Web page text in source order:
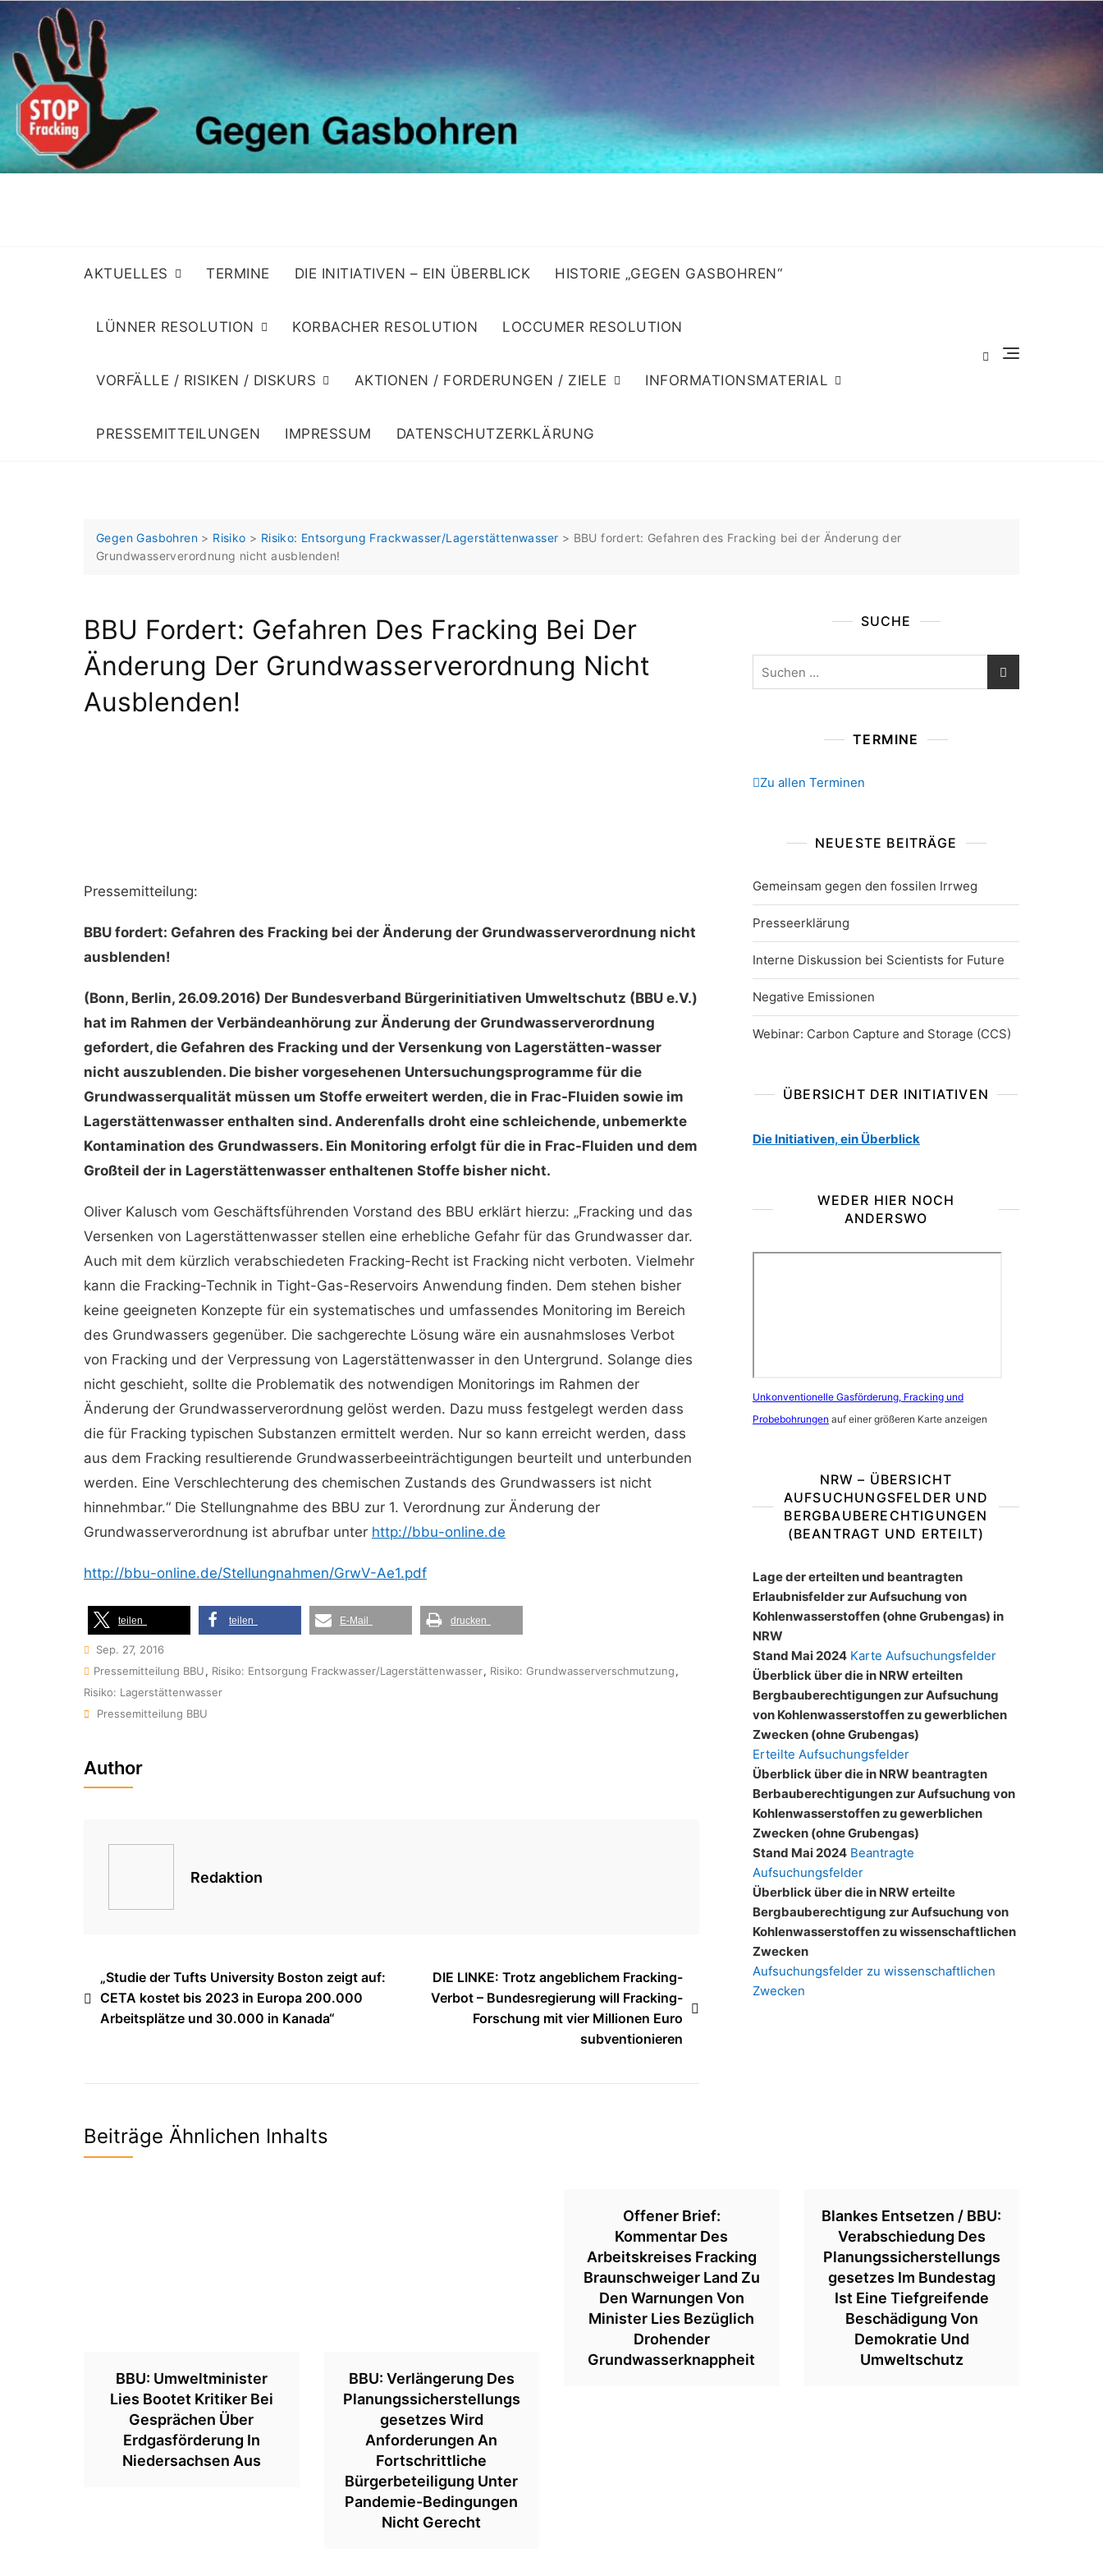
content
AKTUELLES TERMINE DIE INITIATIVEN – EIN ÜBERBLICK HISTORIE „GEGEN GASBOHREN“
LÜNNER RESOLUTION KORBACHER RESOLUTION LOCCUMER RESOLUTION
VORFÄLLE / RISIKEN / DISKURS AKTIONEN / FORDERUNGEN / ZIELE INFORMATIONSMATERIAL
PRESSEMITTEILUNGEN IMPRESSUM DATENSCHUTZERKLÄRUNG
Gegen Gasbohren > Risiko > Risiko: Entsorgung Frackwasser/Lagerstättenwasser > BBU fordert: Gefahren des Fracking bei der Änderung der
Grundwasserverordnung nicht ausblenden!
BBU Fordert: Gefahren Des Fracking Bei Der
Änderung Der Grundwasserverordnung Nicht
Ausblenden!
Pressemitteilung:
BBU fordert: Gefahren des Fracking bei der Änderung der Grundwasserverordnung nicht
ausblenden!
(Bonn, Berlin, 26.09.2016) Der Bundesverband Bürgerinitiativen Umweltschutz (BBU e.V.)
hat im Rahmen der Verbändeanhörung zur Änderung der Grundwasserverord­nung
gefordert, die Gefahren des Fracking und der Versenkung von Lagerstätten-wasser
nicht auszublenden. Die bisher vorgesehenen Untersuchungs­programme für die
Grundwasserqualität müssen um Stoffe erweitert werden, die in Frac-Fluiden sowie im
Lagerstättenwasser enthalten sind. Anderenfalls droht eine schleichende, unbemerkte
Kontamination des Grundwassers. Ein Monitoring erfolgt für die in Frac-Fluiden und dem
Großteil der in Lagerstättenwasser enthaltenen Stoffe bisher nicht.
Oliver Kalusch vom Geschäftsführenden Vorstand des BBU erklärt hierzu: „Fracking und das
Versenken von Lagerstättenwasser stellen eine erhebliche Gefahr für das Grundwas­ser dar.
Auch mit dem kürzlich verabschiedeten Fracking-Recht ist Fracking nicht verboten. Vielmehr
kann die Fracking-Technik in Tight-Gas-Reservoirs Anwendung finden. Dem ste­hen bisher
keine geeigneten Konzepte für ein systematisches und umfassendes Monitoring im Bereich
des Grundwassers gegenüber. Die sachgerechte Lösung wäre ein ausnahms­loses Verbot
von Fracking und der Verpressung von Lagerstättenwasser in den Unter­grund. Solange dies
nicht geschieht, sollte die Problematik des notwendigen Monitorings im Rahmen der
Änderung der Grundwasserverordnung gelöst werden. Dazu muss festge­legt werden dass
die für Fracking typischen Substanzen ermittelt werden. Nur so kann er­reicht werden, dass
aus dem Fracking resultierende Grundwasserbeeinträchtigungen be­urteilt und unterbunden
werden. Eine Verschlechterung des chemischen Zustands des Grundwassers ist nicht
hinnehmbar.“ Die Stellungnahme des BBU zur 1. Verordnung zur Änderung der
Grundwasserverordnung ist abrufbar unter http://bbu-online.de
http://bbu-online.de/Stellungnahmen/GrwV-Ae1.pdf
teilen teilen E-Mail drucken
Sep. 27, 2016
Pressemitteilung BBU, Risiko: Entsorgung Frackwasser/Lagerstättenwasser, Risiko: Grundwasserverschmutzung,
Risiko: Lagerstättenwasser
Tags
Pressemitteilung BBU
Author
Redaktion
Beitragsnavigation
„Studie der Tufts University Boston zeigt auf:
CETA kostet bis 2023 in Europa 200.000
Arbeitsplätze und 30.000 in Kanada“
DIE LINKE: Trotz angeblichem Fracking-
Verbot – Bundesregierung will Fracking-
Forschung mit vier Millionen Euro
subventionieren
SUCHE
TERMINE
Zu allen Terminen
NEUESTE BEITRÄGE
Gemeinsam gegen den fossilen Irrweg
Presseerklärung
Interne Diskussion bei Scientists for Future
Negative Emissionen
Webinar: Carbon Capture and Storage (CCS)
ÜBERSICHT DER INITIATIVEN
Die Initiativen, ein Überblick
WEDER HIER NOCH
ANDERSWO
Unkonventionelle Gasförderung, Fracking und
Probebohrungen auf einer größeren Karte anzeigen
NRW – ÜBERSICHT
AUFSUCHUNGSFELDER UND
BERGBAUBERECHTIGUNGEN
(BEANTRAGT UND ERTEILT)
Lage der erteilten und beantragten
Erlaubnisfelder zur Aufsuchung von
Kohlenwasserstoffen (ohne Grubengas) in
NRW
Stand Mai 2024 Karte Aufsuchungsfelder
Überblick über die in NRW erteilten
Bergbauberechtigungen zur Aufsuchung
von Kohlenwasserstoffen zu gewerblichen
Zwecken (ohne Grubengas)
Erteilte Aufsuchungsfelder
Überblick über die in NRW beantragten
Berbauberechtigungen zur Aufsuchung von
Kohlenwasserstoffen zu gewerblichen
Zwecken (ohne Grubengas)
Stand Mai 2024 Beantragte
Aufsuchungsfelder
Überblick über die in NRW erteilte
Bergbauberechtigung zur Aufsuchung von
Kohlenwasserstoffen zu wissenschaftlichen
Zwecken
Aufsuchungsfelder zu wissenschaftlichen
Zwecken
Beiträge Ähnlichen Inhalts
BBU: Umweltminister
Lies Bootet Kritiker Bei
Gesprächen Über
Erdgasförderung In
Niedersachsen Aus
BBU: Verlängerung Des
Planungssicherstellungs
Gesetzes Wird
Anforderungen An
Fortschrittliche
Bürgerbeteiligung Unter
Pandemie-Bedingungen
Nicht Gerecht
Offener Brief:
Kommentar Des
Arbeitskreises Fracking
Braunschweiger Land Zu
Den Warnungen Von
Minister Lies Bezüglich
Drohender
Grundwasserknappheit
Blankes Entsetzen / BBU:
Verabschiedung Des
Planungssicherstellungs
Gesetzes Im Bundestag
Ist Eine Tiefgreifende
Beschädigung Von
Demokratie Und
Umweltschutz